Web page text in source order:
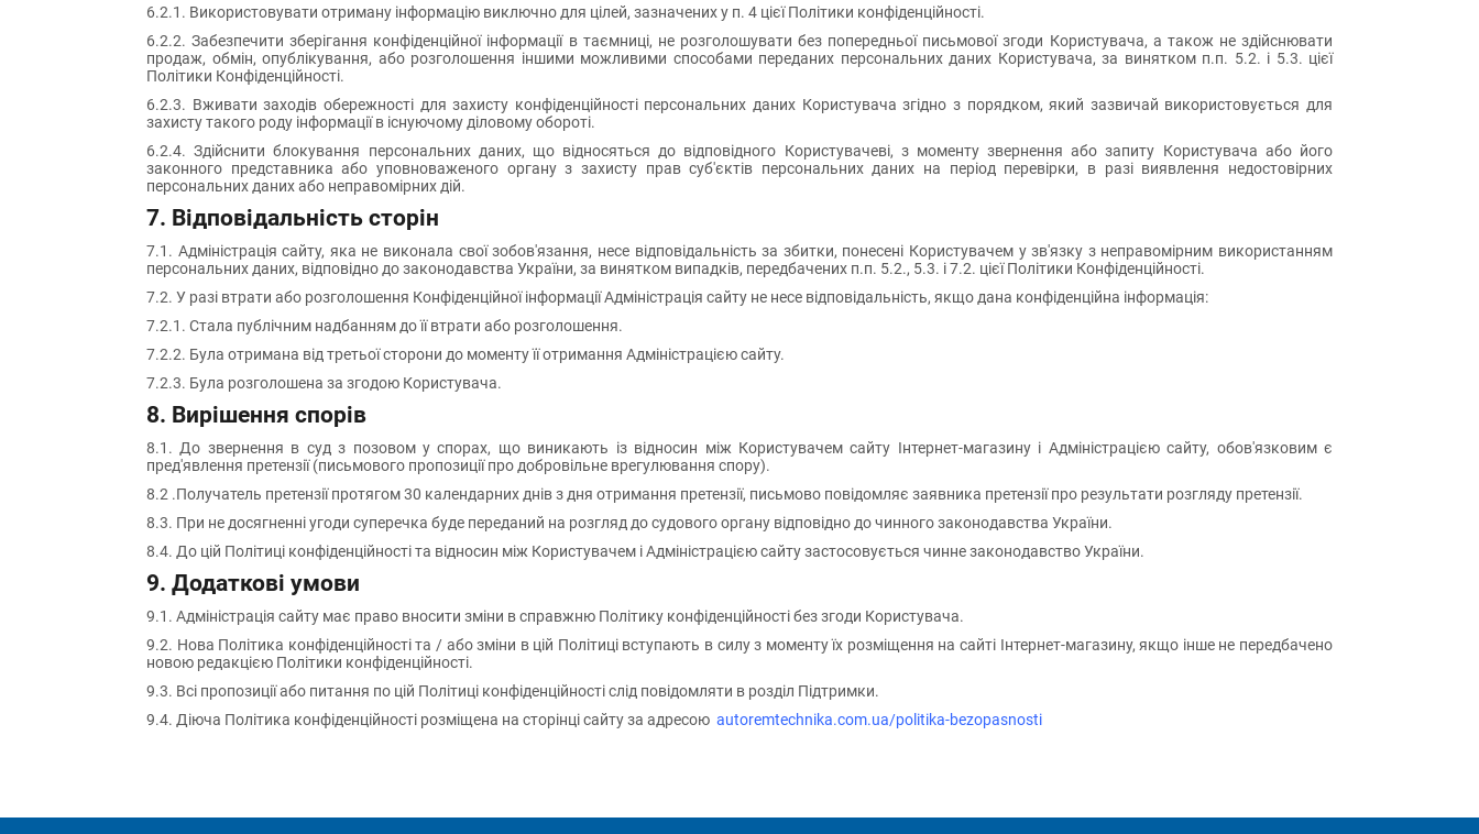
6.2.1. Використовувати отриману інформацію виключно для цілей, зазначених у п. 4 цієї Політики конфіденційності.
6.2.2. Забезпечити зберігання конфіденційної інформації в таємниці, не розголошувати без попередньої письмової згоди Користувача, а також не здійснювати
продаж, обмін, опублікування, або розголошення іншими можливими способами переданих персональних даних Користувача, за винятком п.п. 5.2. і 5.3. цієї
Політики Конфіденційності.
6.2.3. Вживати заходів обережності для захисту конфіденційності персональних даних Користувача згідно з порядком, який зазвичай використовується для
захисту такого роду інформації в існуючому діловому обороті.
6.2.4. Здійснити блокування персональних даних, що відносяться до відповідного Користувачеві, з моменту звернення або запиту Користувача або його
законного представника або уповноваженого органу з захисту прав суб'єктів персональних даних на період перевірки, в разі виявлення недостовірних
персональних даних або неправомірних дій.
7. Відповідальність сторін
7.1. Адміністрація сайту, яка не виконала свої зобов'язання, несе відповідальність за збитки, понесені Користувачем у зв'язку з неправомірним використанням
персональних даних, відповідно до законодавства України, за винятком випадків, передбачених п.п. 5.2., 5.3. і 7.2. цієї Політики Конфіденційності.
7.2. У разі втрати або розголошення Конфіденційної інформації Адміністрація сайту не несе відповідальність, якщо дана конфіденційна інформація:
7.2.1. Стала публічним надбанням до її втрати або розголошення.
7.2.2. Була отримана від третьої сторони до моменту її отримання Адміністрацією сайту.
7.2.3. Була розголошена за згодою Користувача.
8. Вирішення спорів
8.1. До звернення в суд з позовом у спорах, що виникають із відносин між Користувачем сайту Інтернет-магазину і Адміністрацією сайту, обов'язковим є
пред'явлення претензії (письмового пропозиції про добровільне врегулювання спору).
8.2 .Получатель претензії протягом 30 календарних днів з дня отримання претензії, письмово повідомляє заявника претензії про результати розгляду претензії.
8.3. При не досягненні угоди суперечка буде переданий на розгляд до судового органу відповідно до чинного законодавства України.
8.4. До цій Політиці конфіденційності та відносин між Користувачем і Адміністрацією сайту застосовується чинне законодавство України.
9. Додаткові умови
9.1. Адміністрація сайту має право вносити зміни в справжню Політику конфіденційності без згоди Користувача.
9.2. Нова Політика конфіденційності та / або зміни в цій Політиці вступають в силу з моменту їх розміщення на сайті Інтернет-магазину, якщо інше не передбачено
новою редакцією Політики конфіденційності.
9.3. Всі пропозиції або питання по цій Політиці конфіденційності слід повідомляти в розділ Підтримки.
9.4. Діюча Політика конфіденційності розміщена на сторінці сайту за адресою autoremtechnika.com.ua/politika-bezopasnosti